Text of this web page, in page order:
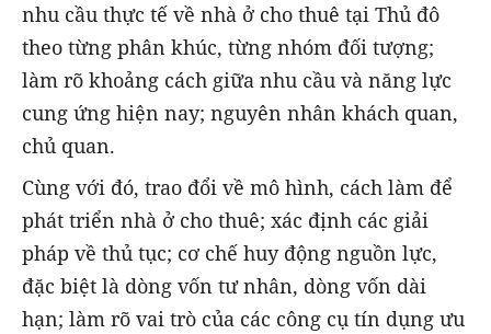
nhu cầu thực tế về nhà ở cho thuê tại Thủ đô
theo từng phân khúc, từng nhóm đối tượng;
làm rõ khoảng cách giữa nhu cầu và năng lực
cung ứng hiện nay; nguyên nhân khách quan,
chủ quan.
Cùng với đó, trao đổi về mô hình, cách làm để
phát triển nhà ở cho thuê; xác định các giải
pháp về thủ tục; cơ chế huy động nguồn lực,
đặc biệt là dòng vốn tư nhân, dòng vốn dài
hạn; làm rõ vai trò của các công cụ tín dụng ưu